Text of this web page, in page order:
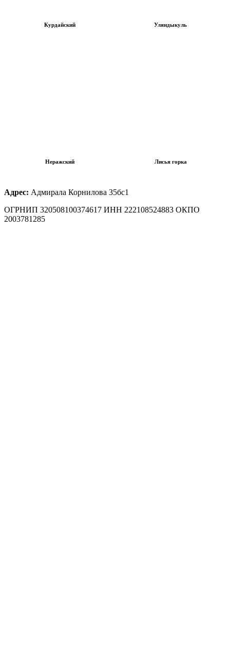
Курдайский Уляндыкуль
Неражский Лисья горка
Адрес: Адмирала Корнилова 35бс1
ОГРНИП 320508100374617 ИНН 222108524883 ОКПО
2003781285